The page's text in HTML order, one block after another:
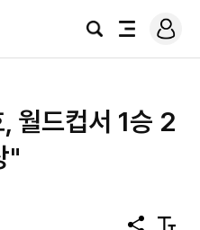
검
전
로
그
월드컵서 1승 2
"